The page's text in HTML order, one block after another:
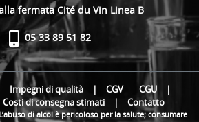
fermata Cité du Vin Linea B
05 33 89 51 82
Impegni di qualità | CGV CGU
|
Costi di consegna stimati | Contatto
di alcol è pericoloso per la salute; consumare